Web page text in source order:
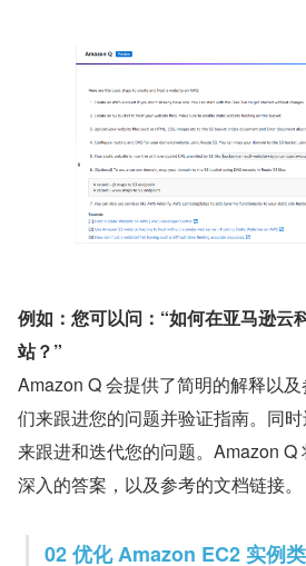
例如：您可以问：“如何在亚马逊云
站？”
Amazon Q 会提供了简明的解释以
们来跟进您的问题并验证指南。同
来跟进和迭代您的问题。Amazon Q
深入的答案，以及参考的文档链接。
02 优化 Amazon EC2 实例